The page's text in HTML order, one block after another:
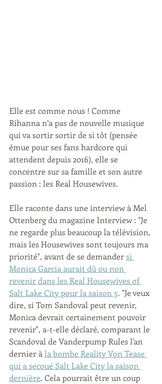
Elle est comme nous ! Comme
Rihanna n’a pas de nouvelle musique
qui va sortir sortir de si tôt (pensée
émue pour ses fans hardcore qui
attendent depuis 2016), elle se
concentre sur sa famille et son autre
passion : les Real Housewives.
Elle raconte dans une interview à Mel
Ottenberg du magazine Interview : "Je
ne regarde plus beaucoup la télévision,
mais les Housewives sont toujours ma
priorité", avant de se demander si
Monica Garcia aurait dû ou non
revenir dans les Real Housewives of
Salt Lake City pour la saison 5. "Je veux
dire, si Tom Sandoval peut revenir,
Monica devrait certainement pouvoir
revenir", a-t-elle déclaré, comparant le
Scandoval de Vanderpump Rules l'an
dernier à la bombe Reality Von Tease
qui a secoué Salt Lake City la saison
dernière. Cela pourrait être un coup